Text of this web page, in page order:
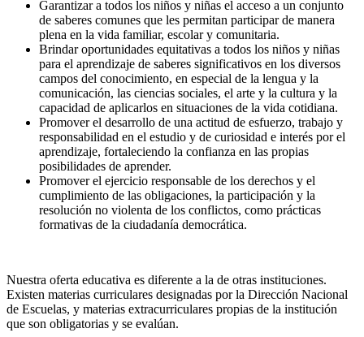
Garantizar a todos los niños y niñas el acceso a un conjunto
de saberes comunes que les permitan participar de manera
plena en la vida familiar, escolar y comunitaria.
Brindar oportunidades equitativas a todos los niños y niñas
para el aprendizaje de saberes significativos en los diversos
campos del conocimiento, en especial de la lengua y la
comunicación, las ciencias sociales, el arte y la cultura y la
capacidad de aplicarlos en situaciones de la vida cotidiana.
Promover el desarrollo de una actitud de esfuerzo, trabajo y
responsabilidad en el estudio y de curiosidad e interés por el
aprendizaje, fortaleciendo la confianza en las propias
posibilidades de aprender.
Promover el ejercicio responsable de los derechos y el
cumplimiento de las obligaciones, la participación y la
resolución no violenta de los conflictos, como prácticas
formativas de la ciudadanía democrática.
Nuestra oferta educativa es diferente a la de otras instituciones.
Existen materias curriculares designadas por la Dirección Nacional
de Escuelas, y materias extracurriculares propias de la institución
que son obligatorias y se evalúan.